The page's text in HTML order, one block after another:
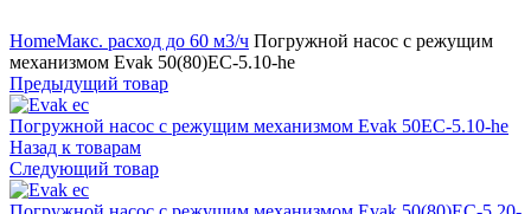
HomeМакс. расход до 60 м3/ч Погружной насос с режущим
механизмом Evak 50(80)EC-5.10-he
Предыдущий товар
Погружной насос с режущим механизмом Evak 50EC-5.10-he
Назад к товарам
Следующий товар